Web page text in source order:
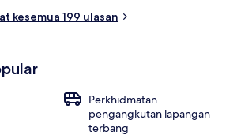
kesemua 199 ulasan
Perkhidmatan
pengangkutan lapangan
terbang